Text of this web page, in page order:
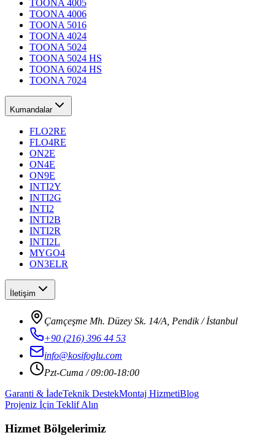
TOONA 4005
TOONA 4006
TOONA 5016
TOONA 4024
TOONA 5024
TOONA 5024 HS
TOONA 6024 HS
TOONA 7024
Kumandalar
FLO2RE
FLO4RE
ON2E
ON4E
ON9E
INTI2Y
INTI2G
INTI2
INTI2B
INTI2R
INTI2L
MYGO4
ON3ELR
İletişim
Çamçeşme Mh. Düzey Sk. 14/A, Pendik / İstanbul
+90 (216) 396 44 53
info@kosifoglu.com
Pzt-Cuma / 09:00-18:00
Garanti & İadeTeknik DestekMontaj HizmetiBlog
Projeniz İçin Teklif Alın
Hizmet Bölgelerimiz